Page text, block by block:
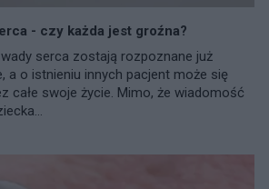
- czy każda jest groźna?
serca zostają rozpoznane już
a o istnieniu innych pacjent może się
całe swoje życie. Mimo, że wiadomość